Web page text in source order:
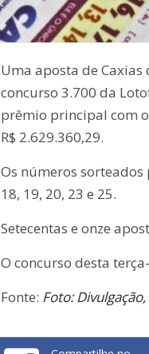
Uma aposta de Caxias
concurso 3.700 da
prêmio principal com
R$ 2.629.360,29.
Os números sorteados
18, 19, 20, 23 e 25.
Setecentas e onze
O concurso desta
Fonte: Foto: